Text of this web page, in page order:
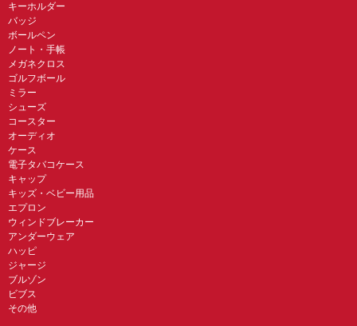
キーホルダー
バッジ
ボールペン
ノート・手帳
メガネクロス
ゴルフボール
ミラー
シューズ
コースター
オーディオ
ケース
電子タバコケース
キャップ
キッズ・ベビー用品
エプロン
ウィンドブレーカー
アンダーウェア
ハッピ
ジャージ
ブルゾン
ビブス
その他